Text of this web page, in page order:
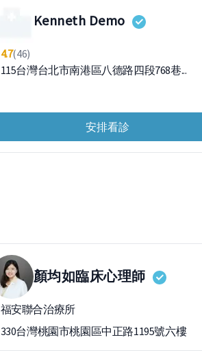
Kenneth Demo
4.7(46)
115台灣台北市南港區八德路四段768巷...
安排看診
顏均如臨床心理師
福安聯合治療所
330台灣桃園市桃園區中正路1195號六樓